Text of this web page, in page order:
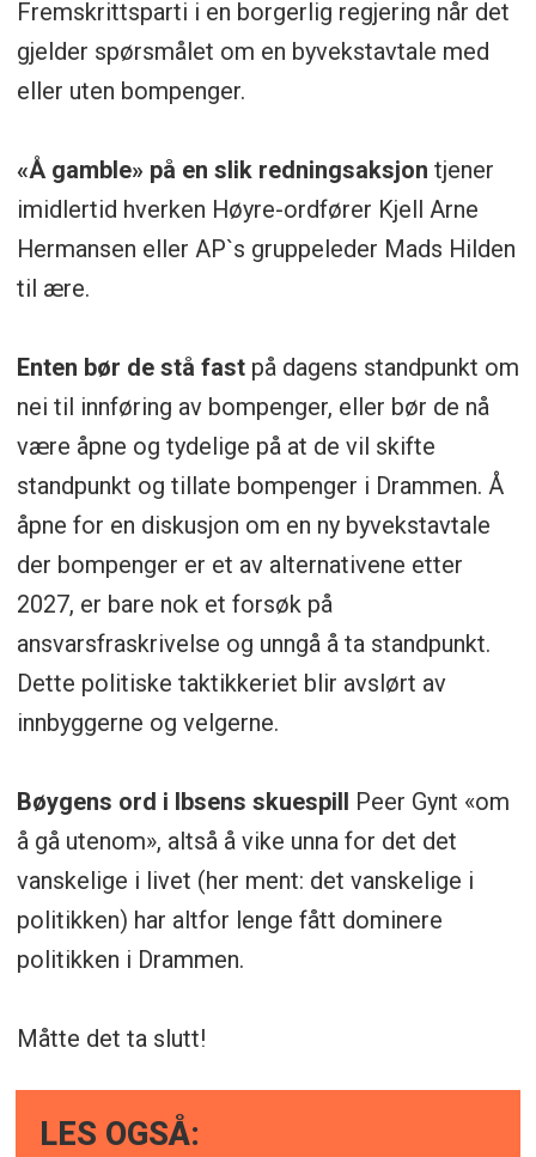
Fremskrittsparti i en borgerlig regjering når det
gjelder spørsmålet om en byvekstavtale med
eller uten bompenger.
«Å gamble» på en slik redningsaksjon tjener
imidlertid hverken Høyre-ordfører Kjell Arne
Hermansen eller AP`s gruppeleder Mads Hilden
til ære.
Enten bør de stå fastpå dagens standpunkt om
nei til innføring av bompenger, eller bør de nå
være åpne og tydelige på at de vil skifte
standpunkt og tillate bompenger i Drammen. Å
åpne for en diskusjon om en ny byvekstavtale
der bompenger er et av alternativene etter
2027, er bare nok et forsøk på
ansvarsfraskrivelse og unngå å ta standpunkt.
Dette politiske taktikkeriet blir avslørt av
innbyggerne og velgerne.
Bøygens ord i Ibsens skuespill Peer Gynt «om
å gå utenom», altså å vike unna for det det
vanskelige i livet (her ment: det vanskelige i
politikken) har altfor lenge fått dominere
politikken i Drammen.
Måtte det ta slutt!
LES OGSÅ: